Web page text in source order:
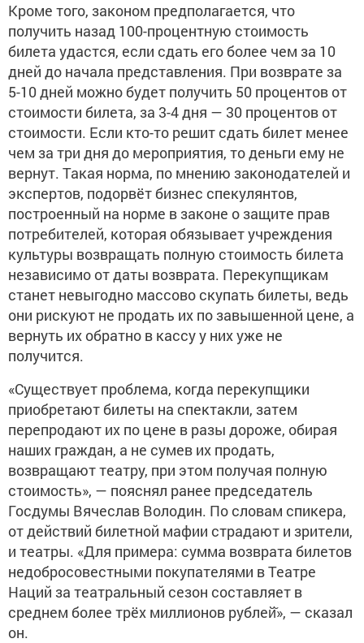
Кроме того, законом предполагается, что
получить назад 100-процентную стоимость
билета удастся, если сдать его более чем за 10
дней до начала представления. При возврате за
5-10 дней можно будет получить 50 процентов от
стоимости билета, за 3-4 дня — 30 процентов от
стоимости. Если кто-то решит сдать билет менее
чем за три дня до мероприятия, то деньги ему не
вернут. Такая норма, по мнению законодателей и
экспертов, подорвёт бизнес спекулянтов,
построенный на норме в законе о защите прав
потребителей, которая обязывает учреждения
культуры возвращать полную стоимость билета
независимо от даты возврата. Перекупщикам
станет невыгодно массово скупать билеты, ведь
они рискуют не продать их по завышенной цене, а
вернуть их обратно в кассу у них уже не
получится.
«Существует проблема, когда перекупщики
приобретают билеты на спектакли, затем
перепродают их по цене в разы дороже, обирая
наших граждан, а не сумев их продать,
возвращают театру, при этом получая полную
стоимость», — пояснял ранее председатель
Госдумы Вячеслав Володин. По словам спикера,
от действий билетной мафии страдают и зрители,
и театры. «Для примера: сумма возврата билетов
недобросовестными покупателями в Театре
Наций за театральный сезон составляет в
среднем более трёх миллионов рублей̆», — сказал
он.